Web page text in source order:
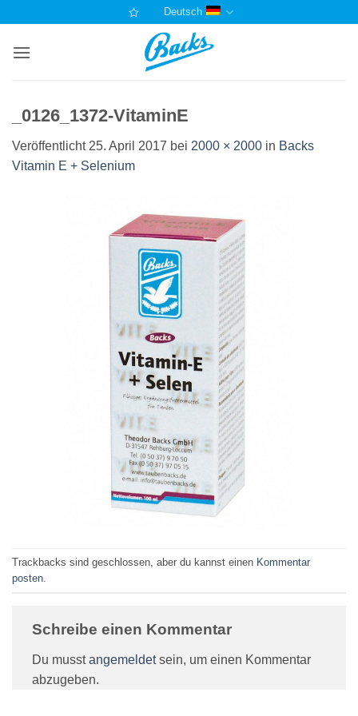
springen
Deutsch
_0126_1372-VitaminE
Veröffentlicht 25. April 2017 bei 2000 × 2000 in Backs
Vitamin E + Selenium
Trackbacks sind geschlossen, aber du kannst einen Kommentar
posten
Schreibe einen Kommentar
Du musstangemeldetsein, um einen Kommentar
abzugeben.